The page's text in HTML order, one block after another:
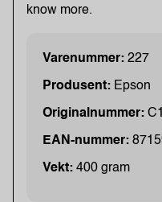
know more.
Varenummer: 227
Produsent: Epson
Originalnummer:
EAN-nummer:
Vekt: 400 gram